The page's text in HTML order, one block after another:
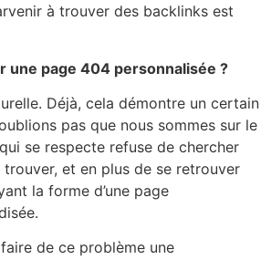
à trouver des backlinks est
une page 404 personnalisée ?
Déjà, cela démontre un certain
pas que nous sommes sur le
se respecte refuse de chercher
et en plus de se retrouver
la forme d’une page
de ce problème une